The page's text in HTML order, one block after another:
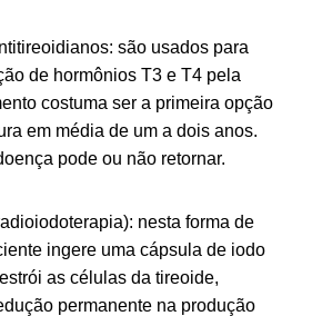
são usados para
de hormônios T3 e T4 pela
costuma ser a primeira opção
em média de um a dois anos.
pode ou não retornar.
nesta forma de
ingere uma cápsula de iodo
as células da tireoide,
permanente na produção